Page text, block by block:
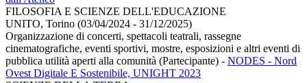
FILOSOFIA E SCIENZE DELL'EDUCAZIONE
UNITO, Torino (03/04/2024 - 31/12/2025)
Organizzazione di concerti, spettacoli teatrali, rassegne
cinematografiche, eventi sportivi, mostre, esposizioni e altri eventi di
pubblica utilità aperti alla comunità (Partecipante) - NODES - Nord
Ovest Digitale E Sostenibile, UNIGHT 2023